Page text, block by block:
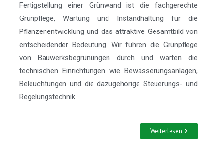
Fertigstellung einer Grünwand ist die fachgerechte
Grünpflege, Wartung und Instandhaltung für die
Pflanzenentwicklung und das attraktive Gesamtbild von
entscheidender Bedeutung. Wir führen die Grünpflege
von Bauwerksbegrünungen durch und warten die
technischen Einrichtungen wie Bewässerungsanlagen,
Beleuchtungen und die dazugehörige Steuerungs- und
Regelungstechnik.
Weiterlesen